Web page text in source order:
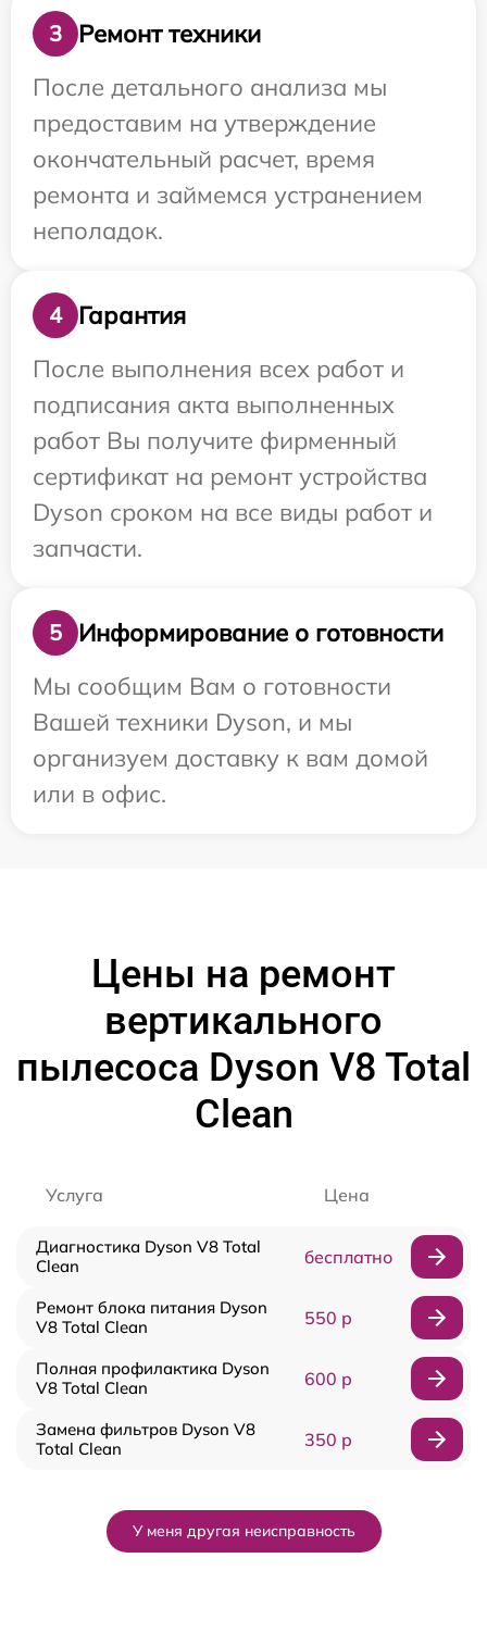
3
Ремонт техники
После детального анализа мы
предоставим на утверждение
окончательный расчет, время
ремонта и займемся устранением
неполадок.
4
Гарантия
После выполнения всех работ и
подписания акта выполненных
работ Вы получите фирменный
сертификат на ремонт устройства
Dyson сроком на все виды работ и
запчасти.
5
Информирование о готовности
Мы сообщим Вам о готовности
Вашей техники Dyson, и мы
организуем доставку к вам домой
или в офис.
Цены на ремонт
вертикального
пылесоса Dyson V8 Total
Clean
Услуга Цена
Диагностика Dyson V8 Total
Clean
бесплатно
Ремонт блока питания Dyson
V8 Total Clean
550 р
Полная профилактика Dyson
V8 Total Clean
600 р
Замена фильтров Dyson V8
Total Clean
350 р
У меня другая неисправность